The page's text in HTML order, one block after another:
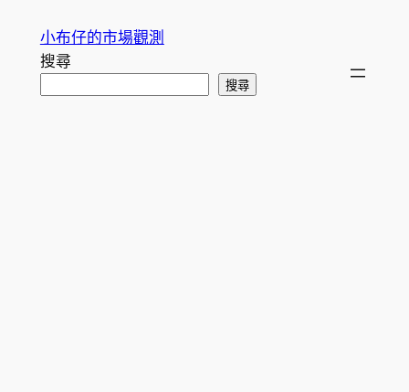
小布仔的市場觀測
搜尋
搜尋